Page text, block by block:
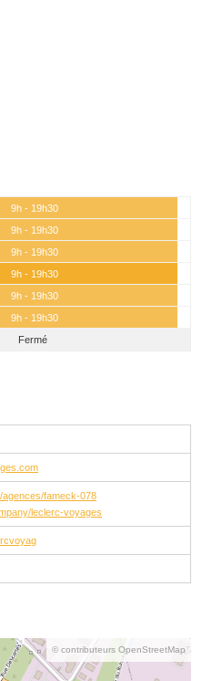
9h - 19h30
9h - 19h30
9h - 19h30
9h - 19h30
9h - 19h30
9h - 19h30
Fermé
fameck-078
leclerc-voyages
© contributeurs OpenStreetMap